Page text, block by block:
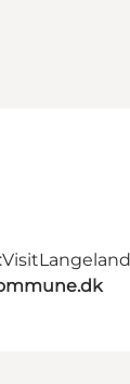
VisitLangeland